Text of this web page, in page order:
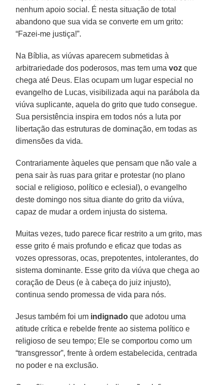
nenhum apoio social. É nesta situação de total
abandono que sua vida se converte em um grito:
“Fazei-me justiça!”.
Na Bíblia, as viúvas aparecem submetidas à
arbitrariedade dos poderosos, mas tem umavoz que
chega até Deus. Elas ocupam um lugar especial no
evangelho de Lucas, visibilizada aqui na parábola da
viúva suplicante, aquela do grito que tudo consegue.
Sua persistência inspira em todos nós a luta por
libertação das estruturas de dominação, em todas as
dimensões da vida.
Contrariamente àqueles que pensam que não vale a
pena sair às ruas para gritar e protestar (no plano
social e religioso, político e eclesial), o evangelho
deste domingo nos situa diante do grito da viúva,
capaz de mudar a ordem injusta do sistema.
Muitas vezes, tudo parece ficar restrito a um grito, mas
esse grito é mais profundo e eficaz que todas as
vozes opressoras, ocas, prepotentes, intolerantes, do
sistema dominante. Esse grito da viúva que chega ao
coração de Deus (e à cabeça do juiz injusto),
continua sendo promessa de vida para nós.
Jesus também foi um indignado que adotou uma
atitude crítica e rebelde frente ao sistema político e
religioso de seu tempo; Ele se comportou como um
“transgressor”, frente à ordem estabelecida, centrada
no poder e na exclusão.